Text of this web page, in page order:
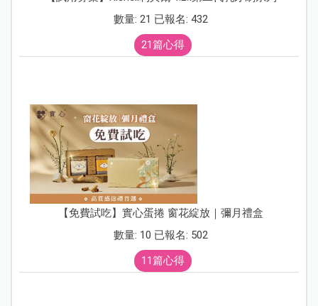
數量: 21 已報名: 432
21篇心得
【免費試吃】實心蛋捲 窗花綻放｜彌月禮盒
數量: 10 已報名: 502
11篇心得